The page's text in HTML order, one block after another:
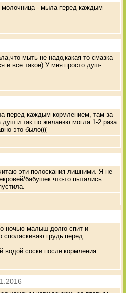
молочница - мыла перед каждым
мыть не надо,какая то смазка
и все такое).У мня просто душ-
перед каждым кормлением, там за
и так по желанию могла 1-2 раза
это было(((
эти полоскания лишними. Я не
бабушек что-то пытались
ночью малыш долго спит и
споласкиваю грудь перед
водой соски после кормления.